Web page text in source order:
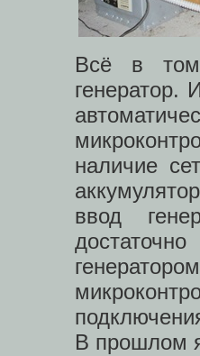
Всё в том
генератор.
наличие
ввод
В прошлом